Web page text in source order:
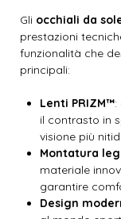
Gli occhiali da
prestazioni
funzionalità che
principali:
Lenti PRIZM™:
il contrasto in
visione più
Montatura
materiale
garantire
Design